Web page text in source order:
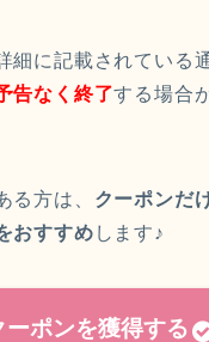
細に記載されている
告なく終了する場合
る方は、 クーポンだ
おすすめ します♪
ーポンを獲得する